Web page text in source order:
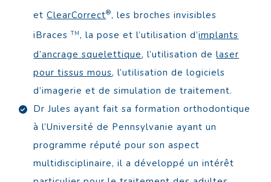
etClearCorrect®, les broches invisibles
iBracesTM, la pose et l’utilisation d’implants
d’ancrage squelettique, l’utilisation delaser
pour tissus mous, l’utilisation de logiciels
d’imagerie et de simulation de traitement.
Dr Jules ayant fait sa formation orthodontique
à l’Université de Pennsylvanie ayant un
programme réputé pour son aspect
multidisciplinaire, il a développé un intérêt